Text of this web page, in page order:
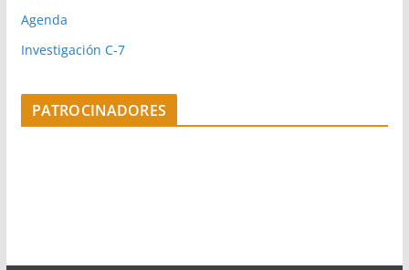
Agenda
Investigación C-7
PATROCINADORES